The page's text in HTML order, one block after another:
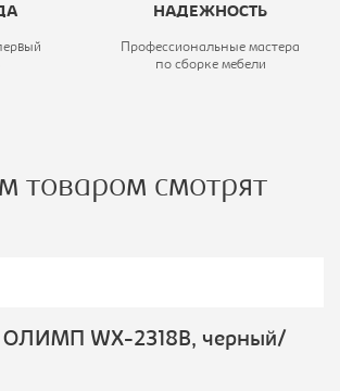
НАДЕЖНОСТЬ
Профессиональные мастера
по сборке мебели
товаром смотрят
ОЛИМП WX-2318B, черный/